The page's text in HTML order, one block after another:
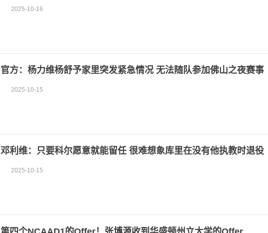
2025-10-16
官方：杨力维杨舒予家里突发紧急情况 无法随队参加佛山之夜赛事
2025-10-15
邓利维：只要科尔愿意就能留任 很难想象库里在没有他执教时退役
2025-10-15